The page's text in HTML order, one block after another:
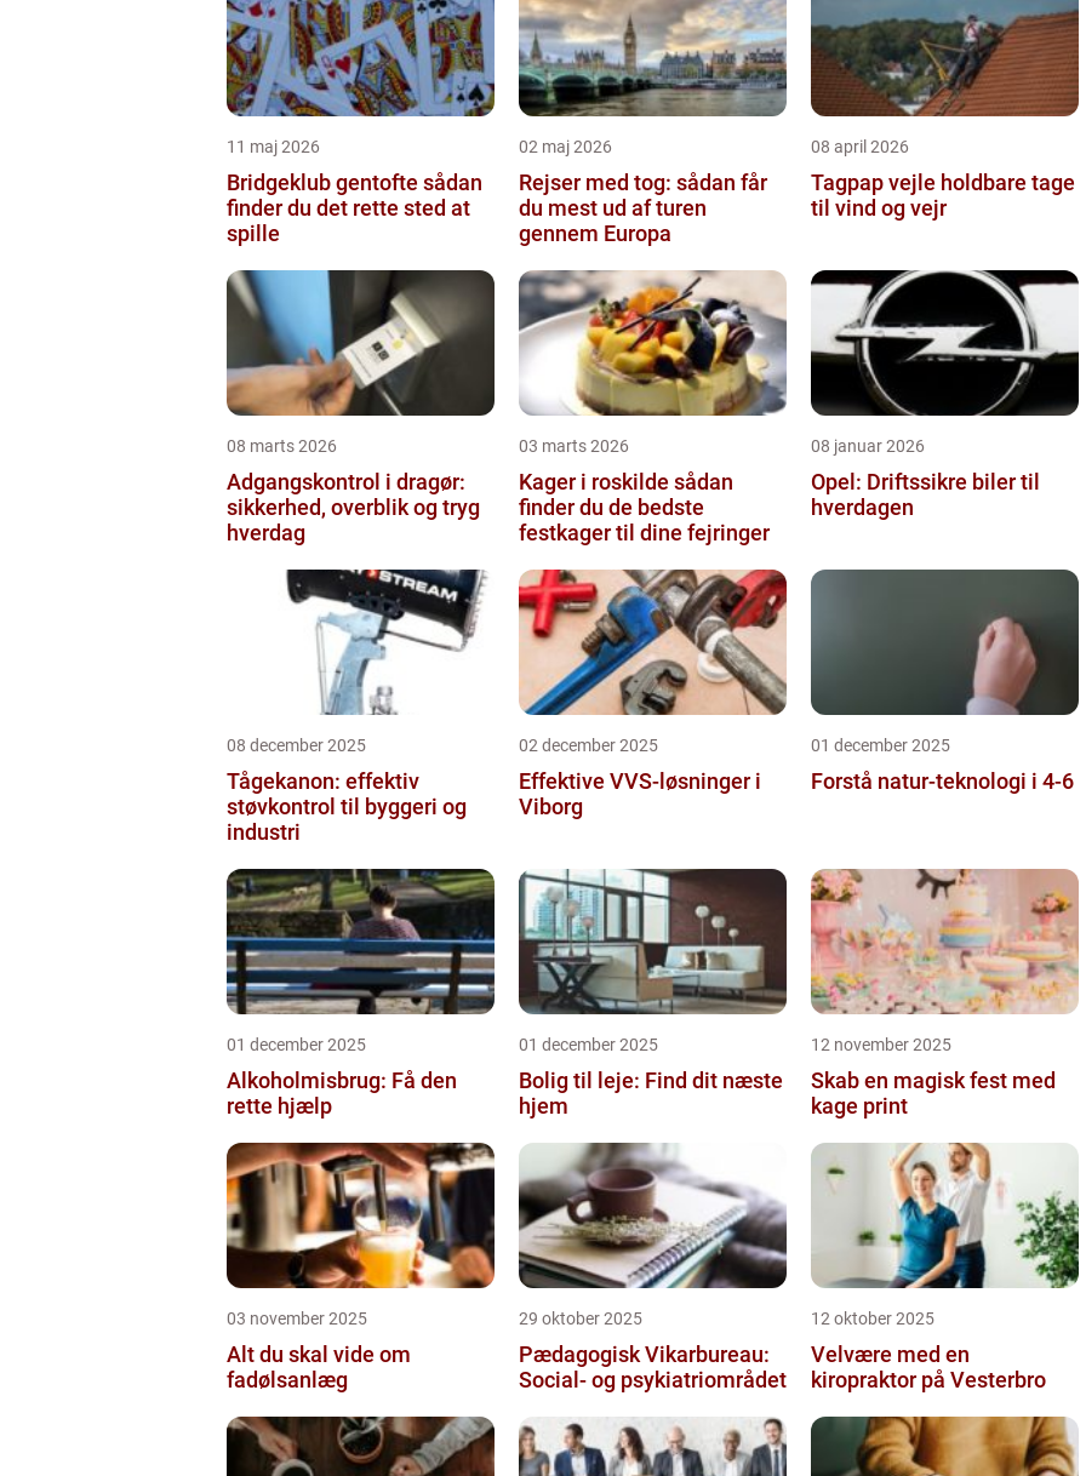
11 maj 2026
Bridgeklub gentofte sådan
finder du det rette sted at
spille
02 maj 2026
Rejser med tog: sådan får
du mest ud af turen
gennem Europa
08 april 2026
Tagpap vejle holdbare tage
til vind og vejr
08 marts 2026
Adgangskontrol i dragør:
sikkerhed, overblik og tryg
hverdag
03 marts 2026
Kager i roskilde sådan
finder du de bedste
festkager til dine fejringer
08 januar 2026
Opel: Driftssikre biler til
hverdagen
08 december 2025
Tågekanon: effektiv
støvkontrol til byggeri og
industri
02 december 2025
Effektive VVS-løsninger i
Viborg
01 december 2025
Forstå natur-teknologi i 4-6
01 december 2025
Alkoholmisbrug: Få den
rette hjælp
01 december 2025
Bolig til leje: Find dit næste
hjem
12 november 2025
Skab en magisk fest med
kage print
03 november 2025
Alt du skal vide om
fadølsanlæg
29 oktober 2025
Pædagogisk Vikarbureau:
Social- og psykiatriområdet
12 oktober 2025
Velvære med en
kiropraktor på Vesterbro